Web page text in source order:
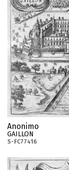
Anonimo
GAILLON
S-FC77416